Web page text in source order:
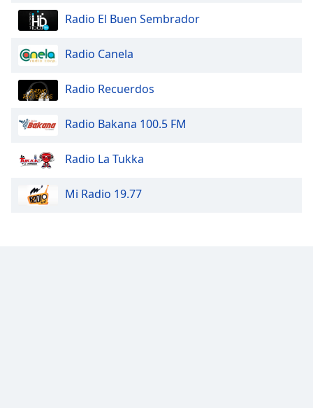
Radio El Buen Sembrador
Radio Canela
Radio Recuerdos
Radio Bakana 100.5 FM
Radio La Tukka
Mi Radio 19.77